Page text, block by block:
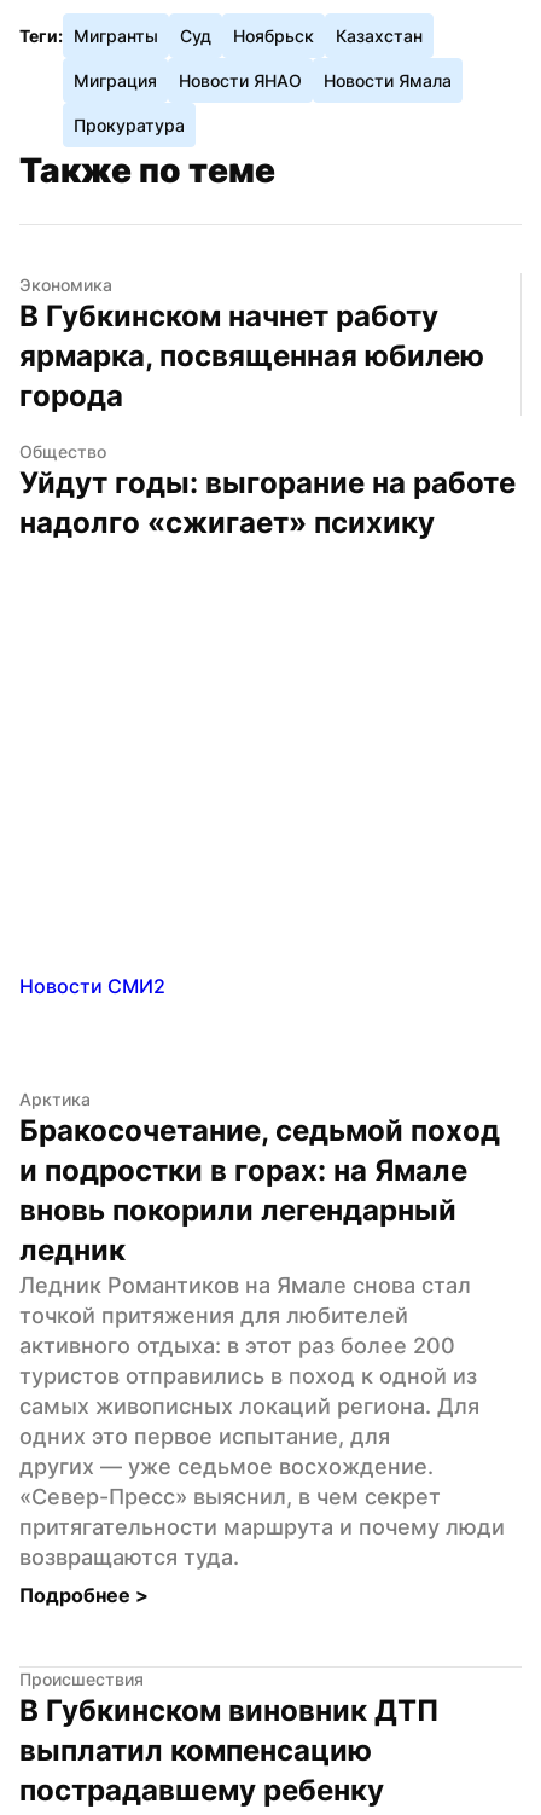
Теги: Мигранты Суд Ноябрьск Казахстан
Миграция Новости ЯНАО Новости Ямала
Прокуратура
Также по теме
Экономика
В Губкинском начнет работу
ярмарка, посвященная юбилею
города
Общество
Уйдут годы: выгорание на работе
надолго «сжигает» психику
Новости СМИ2
Арктика
Бракосочетание, седьмой поход
и подростки в горах: на Ямале
вновь покорили легендарный
ледник
Ледник Романтиков на Ямале снова стал
точкой притяжения для любителей
активного отдыха: в этот раз более 200
туристов отправились в поход к одной из
самых живописных локаций региона. Для
одних это первое испытание, для
других — уже седьмое восхождение.
«Север-Пресс» выяснил, в чем секрет
притягательности маршрута и почему люди
возвращаются туда.
Подробнее >
Происшествия
В Губкинском виновник ДТП
выплатил компенсацию
пострадавшему ребенку